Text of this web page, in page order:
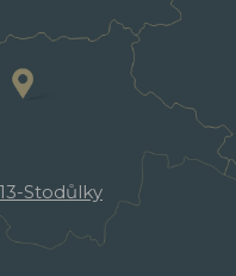
Stodůlky